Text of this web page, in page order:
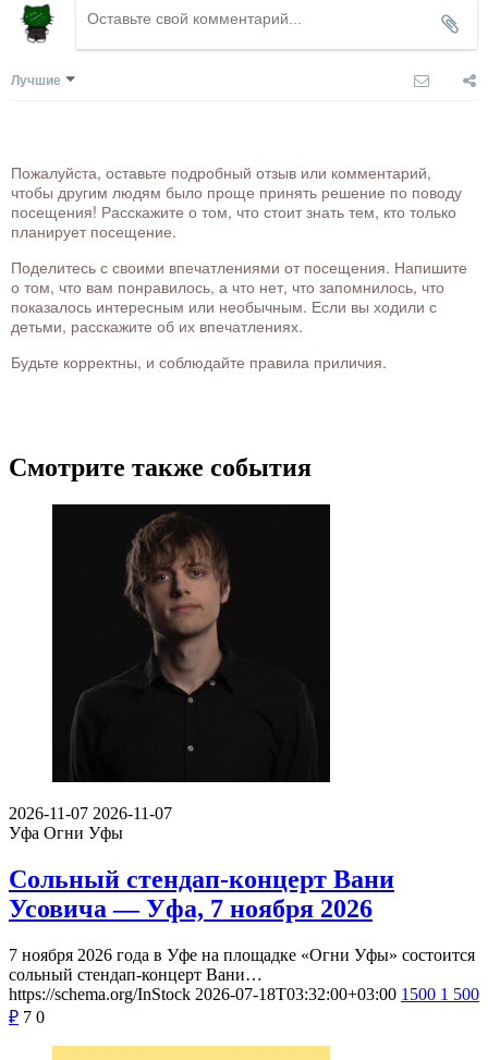
Лучшие
Пожалуйста, оставьте подробный отзыв или комментарий,
чтобы другим людям было проще принять решение по поводу
посещения! Расскажите о том, что стоит знать тем, кто только
планирует посещение.
Поделитесь с своими впечатлениями от посещения. Напишите
о том, что вам понравилось, а что нет, что запомнилось, что
показалось интересным или необычным. Если вы ходили с
детьми, расскажите об их впечатлениях.
Будьте корректны, и соблюдайте правила приличия.
Смотрите также события
2026-11-07 2026-11-07
Уфа Огни Уфы
Сольный стендап-концерт Вани
Усовича — Уфа, 7 ноября 2026
7 ноября 2026 года в Уфе на площадке «Огни Уфы» состоится
сольный стендап-концерт Вани…
https://schema.org/InStock 2026-07-18T03:32:00+03:00 1500 1 500
₽ 7 0